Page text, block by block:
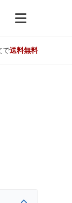
で送料無料